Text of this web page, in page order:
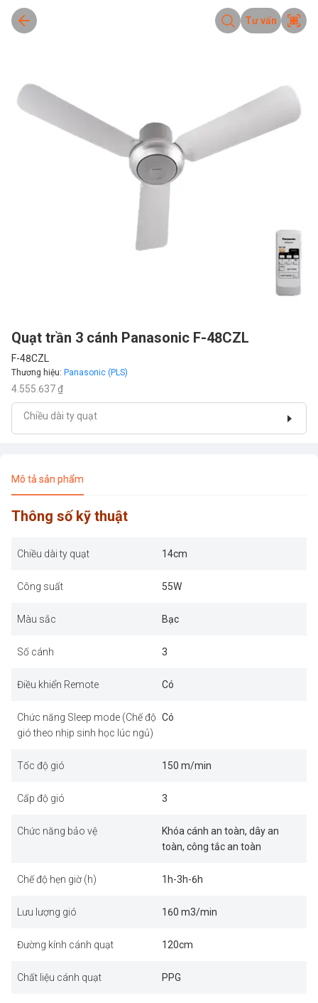
Tư vấn
Quạt trần 3 cánh Panasonic F-48CZL
F-48CZL
Thương hiệu: Panasonic (PLS)
4.555.637 ₫
Chiều dài ty quạt
Mô tả sản phẩm
Thông số kỹ thuật
Chiều dài ty quạt 14cm
Công suất 55W
Màu sắc Bạc
Số cánh 3
Điều khiển Remote Có
Chức năng Sleep mode (Chế độ
gió theo nhịp sinh học lúc ngủ)
Có
Tốc độ gió 150 m/min
Cấp độ gió 3
Chức năng bảo vệ
Khóa cánh an toàn, dây an
toàn, công tắc an toàn
Chế độ hẹn giờ (h) 1h-3h-6h
Lưu lượng gió 160 m3/min
Đường kính cánh quạt 120cm
Chất liệu cánh quạt PPG